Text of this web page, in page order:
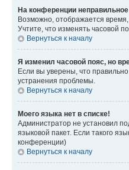
На конференции
Возможно, отображается время,
Учтите, что изменять часовой
Вернуться к началу
Я изменил часовой пояс, но
Если вы уверены, что
устранения проблемы.
Вернуться к началу
Моего языка нет в списке!
Администратор не установил
языковой пакет. Если такого
конференции)
Вернуться к началу